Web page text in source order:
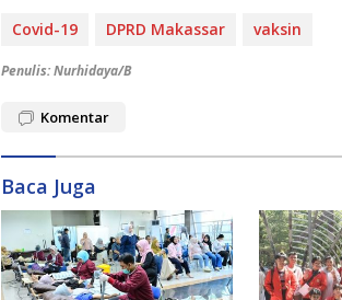
Covid-19 DPRD Makassar vaksin
Penulis: Nurhidaya/B
Komentar
Baca Juga